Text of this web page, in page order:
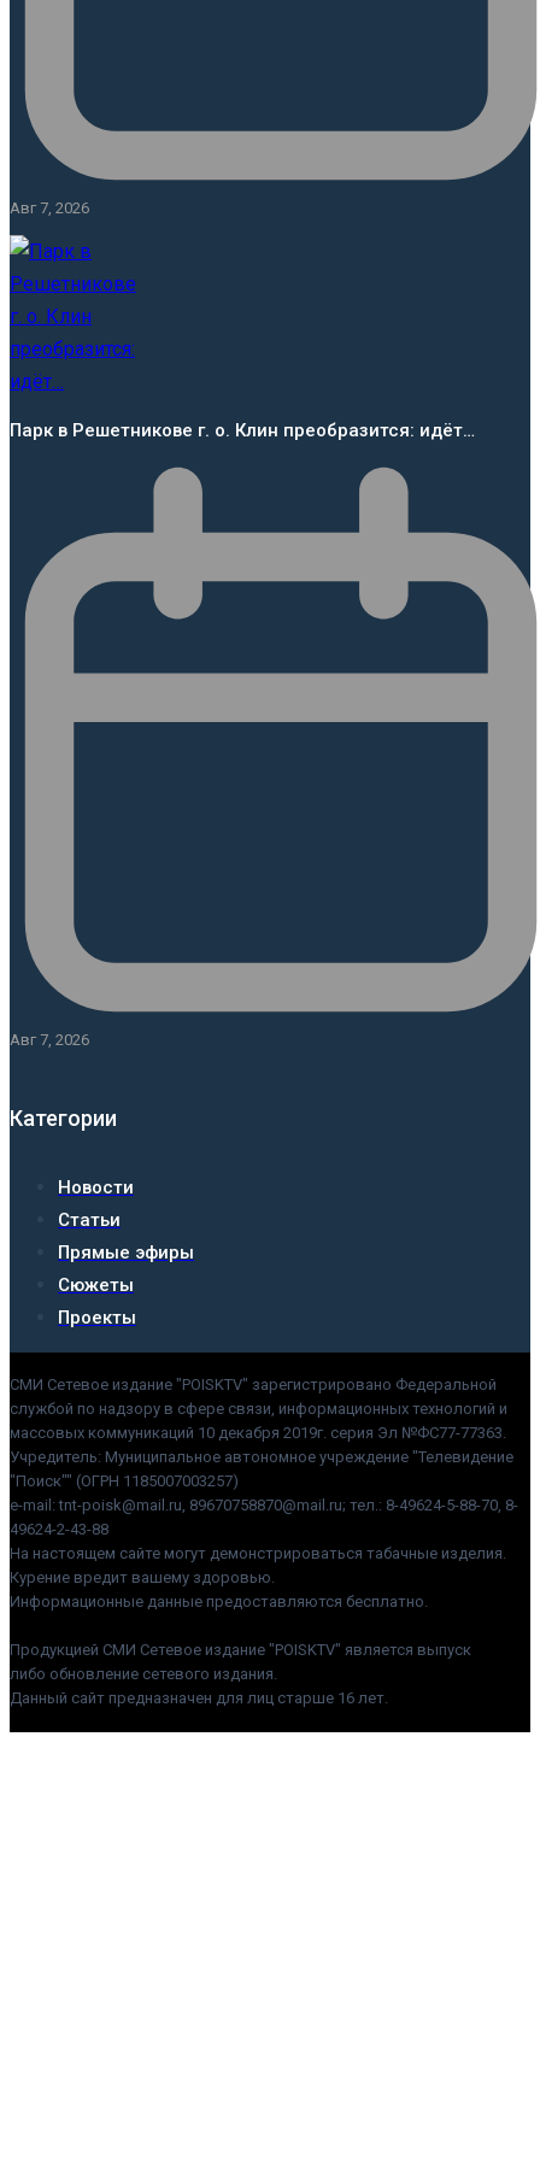
Авг 7, 2026
Парк в Решетникове г. о. Клин преобразится: идёт…
Авг 7, 2026
Категории
Новости
Статьи
Прямые эфиры
Сюжеты
Проекты
СМИ Сетевое издание "POISKTV" зарегистрировано Федеральной
службой по надзору в сфере связи, информационных технологий и
массовых коммуникаций 10 декабря 2019г. серия Эл №ФС77-77363.
Учредитель: Муниципальное автономное учреждение "Телевидение
"Поиск"" (ОГРН 1185007003257)
e-mail: tnt-poisk@mail.ru, 89670758870@mail.ru; тел.: 8-49624-5-88-70, 8-
49624-2-43-88
На настоящем сайте могут демонстрироваться табачные изделия.
Курение вредит вашему здоровью.
Информационные данные предоставляются бесплатно.
Продукцией СМИ Сетевое издание "POISKTV" является выпуск
либо обновление сетевого издания.
Данный сайт предназначен для лиц старше 16 лет.